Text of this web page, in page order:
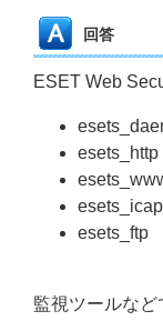
回答
ESET Web
esets_ftp
監視ツールな